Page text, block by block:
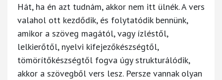
Hát, ha én azt tudnám, akkor nem itt ülnék. A vers
valahol ott kezdődik, és folytatódik bennünk,
amikor a szöveg magától, vagy ízléstől,
lelkierőtől, nyelvi kifejezőkészségtől,
tömörítőkészségtől fogva úgy strukturálódik,
akkor a szövegből vers lesz. Persze vannak olyan